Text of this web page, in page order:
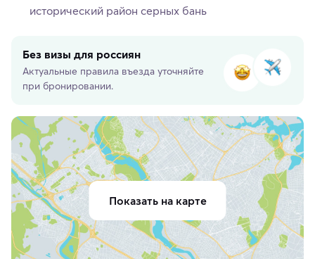
исторический район серных бань
Без визы для россиян
Актуальные правила въезда уточняйте
при бронировании.
Показать на карте